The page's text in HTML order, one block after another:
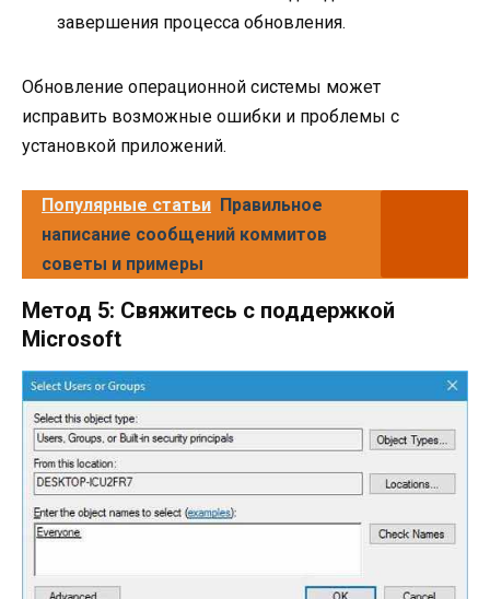
завершения процесса обновления.
Обновление операционной системы может
исправить возможные ошибки и проблемы с
установкой приложений.
Популярные статьи Правильное
написание сообщений коммитов
советы и примеры
Метод 5: Свяжитесь с поддержкой
Microsoft